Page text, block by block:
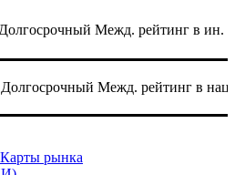
Долгосрочный Межд. рейтинг в ин.
Долгосрочный Межд. рейтинг в нац.